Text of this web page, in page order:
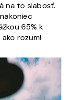
na to slabosť.
65% k
rozum!